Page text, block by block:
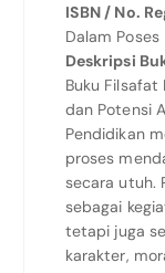
ISBN / No.
Dalam Poses
Deskripsi
Buku
dan Potensi
Pendidikan
proses
secara utuh.
sebagai
tetapi juga
karakter,